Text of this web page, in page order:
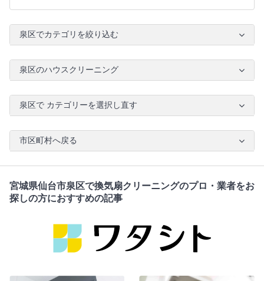
泉区でカテゴリを絞り込む
泉区のハウスクリーニング
泉区で カテゴリーを選択し直す
市区町村へ戻る
宮城県仙台市泉区で換気扇クリーニングのプロ・業者をお
探しの方におすすめの記事